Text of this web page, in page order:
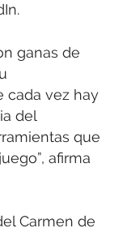
ganas de
cada vez hay
del
que
afirma
Carmen de